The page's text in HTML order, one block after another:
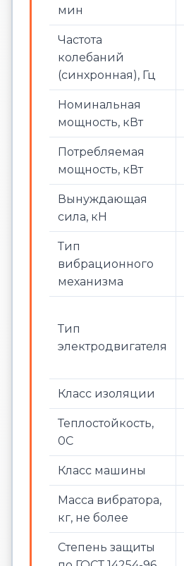
мин
Частота
колебаний
(синхронная), Гц
Номинальная
мощность, кВт
Потребляемая
мощность, кВт
Вынуждающая
сила, кН
Тип
вибрационного
механизма
Тип
электродвигателя
Класс изоляции
Теплостойкость,
0С
Класс машины
Масса вибратора,
кг, не более
Степень защиты